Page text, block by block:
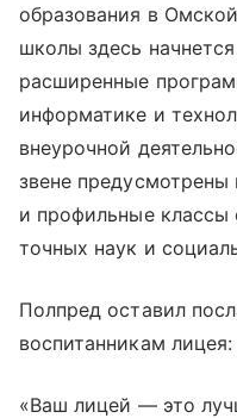
образования в
школы здесь
расширенные
информатике и
внеурочной
звене
и профильные классы
точных наук и
Полпред оставил
воспитанникам лицея:
«Ваш лицей — это